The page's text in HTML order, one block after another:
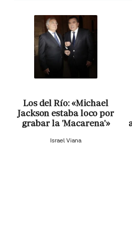
Los del Río: «Michael
Jackson estaba loco por
grabar la 'Macarena'»
Israel Viana